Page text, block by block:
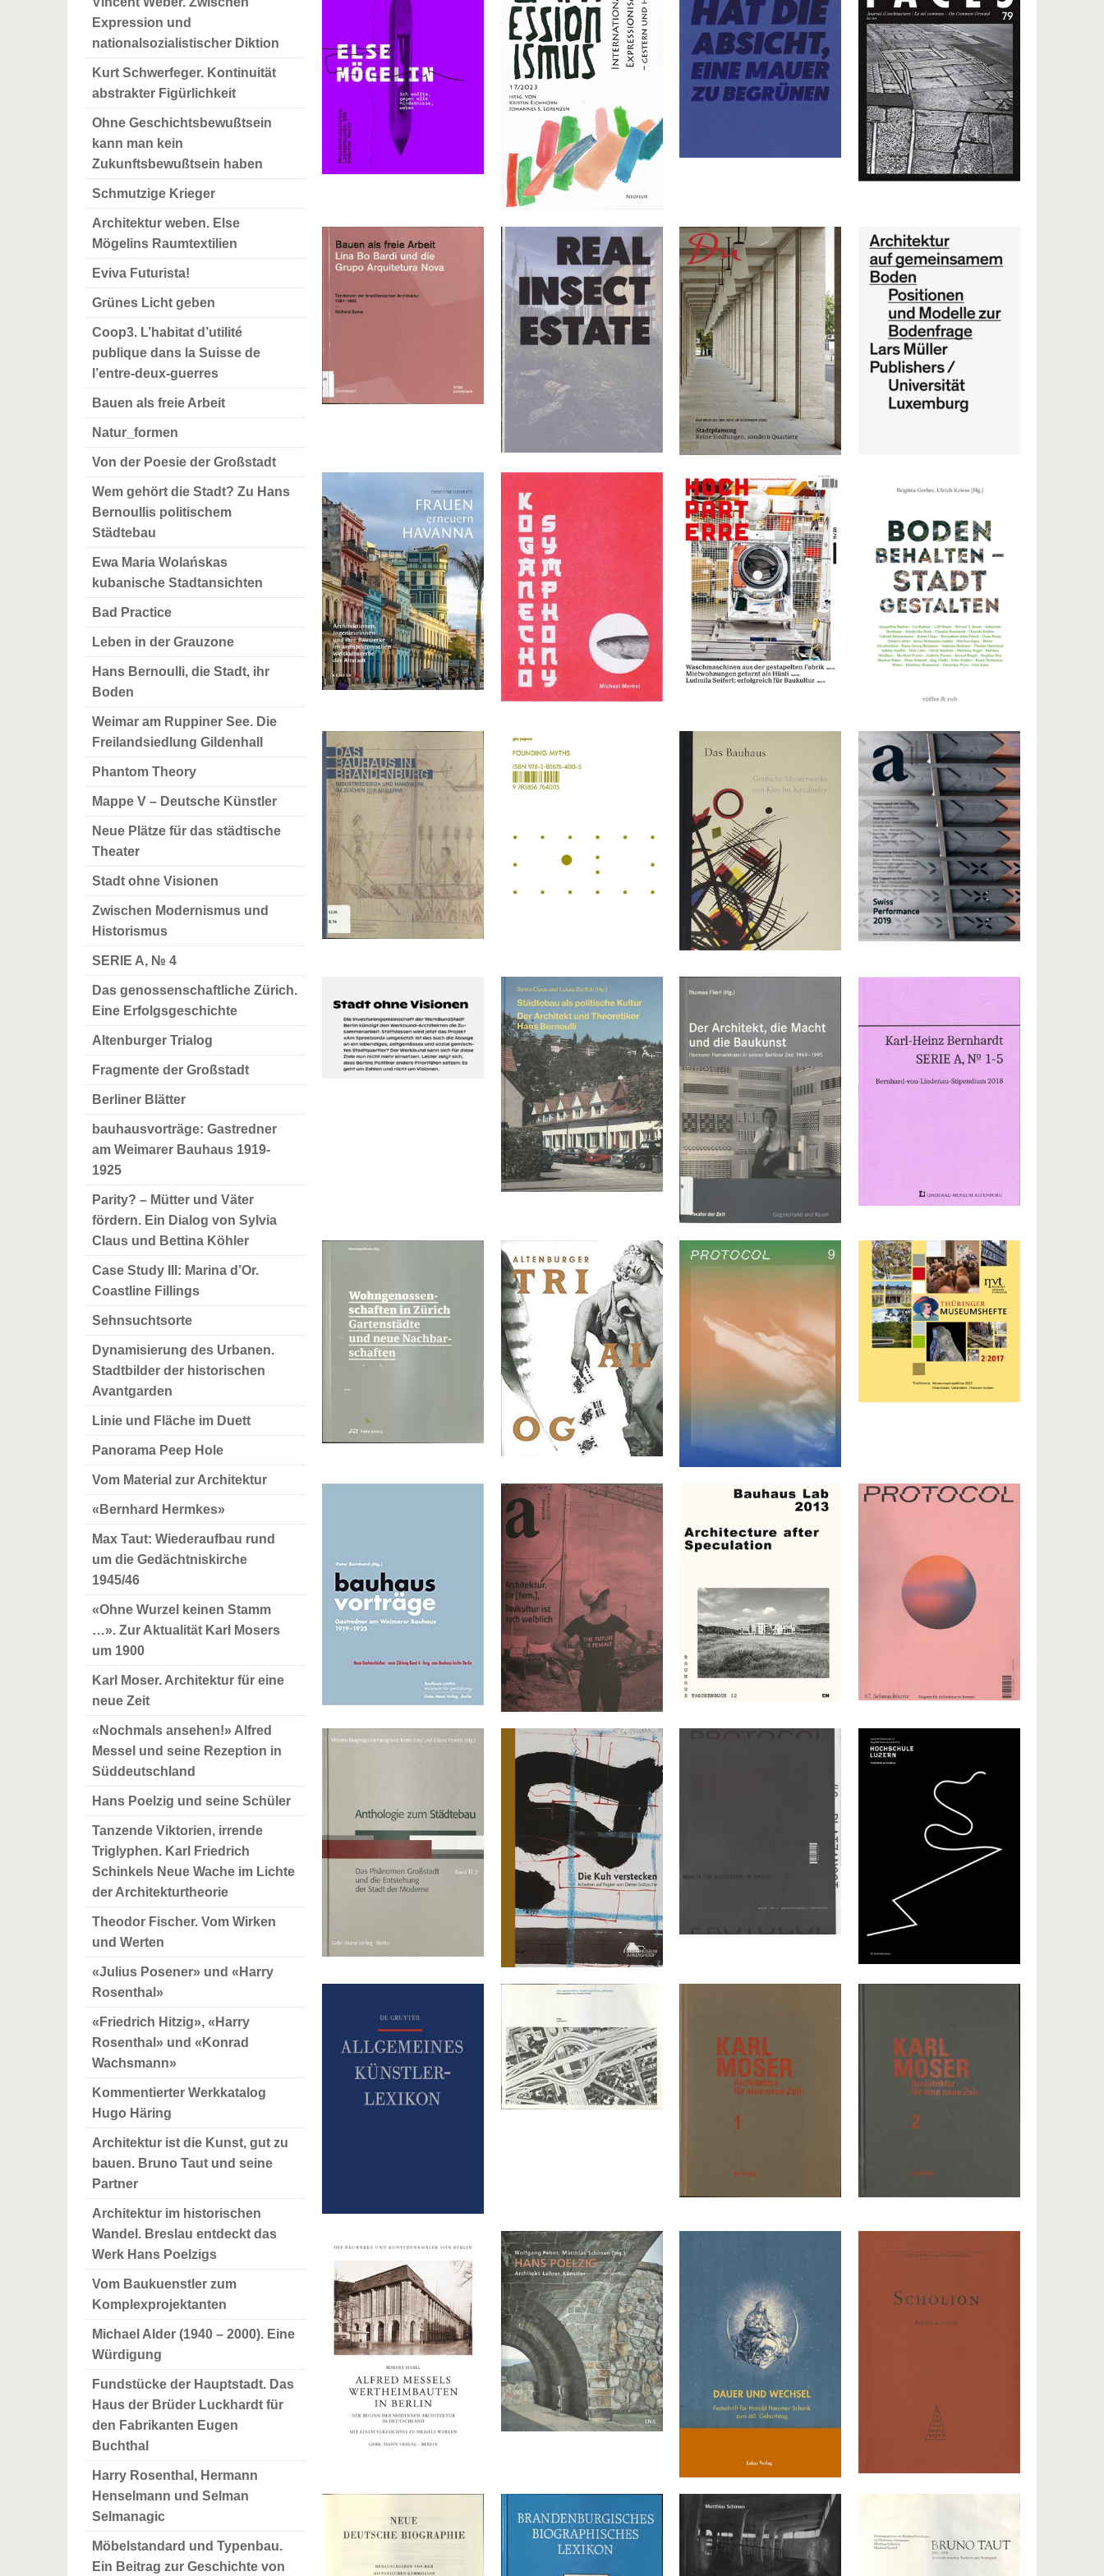
Expression und
nationalsozialistischer Diktion
Kurt Schwerfeger. Kontinuität
abstrakter Figürlichkeit
Ohne Geschichtsbewußtsein
kann man kein
Zukunftsbewußtsein haben
Schmutzige Krieger
Architektur weben. Else
Mögelins Raumtextilien
Eviva Futurista!
Grünes Licht geben
Coop3. L’habitat d’utilité
publique dans la Suisse de
l’entre-deux-guerres
Bauen als freie Arbeit
Natur_formen
Von der Poesie der Großstadt
Wem gehört die Stadt? Zu Hans
Bernoullis politischem
Städtebau
Ewa Maria Wolańskas
kubanische Stadtansichten
Bad Practice
Leben in der Grauzone
Hans Bernoulli, die Stadt, ihr
Boden
Weimar am Ruppiner See. Die
Freilandsiedlung Gildenhall
Phantom Theory
Mappe V – Deutsche Künstler
Neue Plätze für das städtische
Theater
Stadt ohne Visionen
Zwischen Modernismus und
Historismus
SERIE A, № 4
Das genossenschaftliche Zürich.
Eine Erfolgsgeschichte
Altenburger Trialog
Fragmente der Großstadt
Berliner Blätter
bauhausvorträge: Gastredner
am Weimarer Bauhaus 1919-
1925
Parity? – Mütter und Väter
fördern. Ein Dialog von Sylvia
Claus und Bettina Köhler
Case Study III: Marina d’Or.
Coastline Fillings
Sehnsuchtsorte
Dynamisierung des Urbanen.
Stadtbilder der historischen
Avantgarden
Linie und Fläche im Duett
Panorama Peep Hole
Vom Material zur Architektur
«Bernhard Hermkes»
Max Taut: Wiederaufbau rund
um die Gedächtniskirche
1945/46
«Ohne Wurzel keinen Stamm
…». Zur Aktualität Karl Mosers
um 1900
Karl Moser. Architektur für eine
neue Zeit
«Nochmals ansehen!» Alfred
Messel und seine Rezeption in
Süddeutschland
Hans Poelzig und seine Schüler
Tanzende Viktorien, irrende
Triglyphen. Karl Friedrich
Schinkels Neue Wache im Lichte
der Architekturtheorie
Theodor Fischer. Vom Wirken
und Werten
«Julius Posener» und «Harry
Rosenthal»
«Friedrich Hitzig», «Harry
Rosenthal» und «Konrad
Wachsmann»
Kommentierter Werkkatalog
Hugo Häring
Architektur ist die Kunst, gut zu
bauen. Bruno Taut und seine
Partner
Architektur im historischen
Wandel. Breslau entdeckt das
Werk Hans Poelzigs
Vom Baukuenstler zum
Komplexprojektanten
Michael Alder (1940 – 2000). Eine
Würdigung
Fundstücke der Hauptstadt. Das
Haus der Brüder Luckhardt für
den Fabrikanten Eugen
Buchthal
Harry Rosenthal, Hermann
Henselmann und Selman
Selmanagic
Möbelstandard und Typenbau.
Ein Beitrag zur Geschichte von